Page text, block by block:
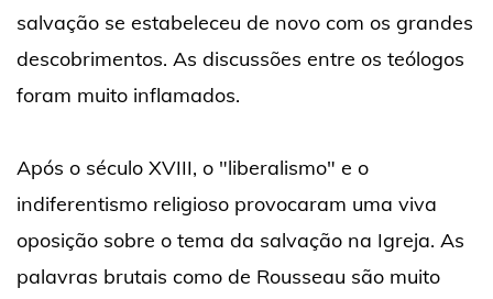
salvação se estabeleceu de novo com os grandes
descobrimentos. As discussões entre os teólogos
foram muito inflamados.
Após o século XVIII, o "liberalismo" e o
indiferentismo religioso provocaram uma viva
oposição sobre o tema da salvação na Igreja. As
palavras brutais como de Rousseau são muito